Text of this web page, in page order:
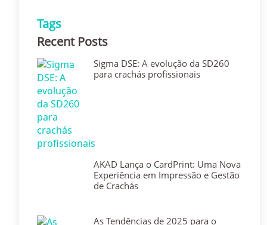
Tags
Recent Posts
Sigma DSE: A evolução da SD260
para crachás profissionais
AKAD Lança o CardPrint: Uma Nova
Experiência em Impressão e Gestão
de Crachás
As Tendências de 2025 para o